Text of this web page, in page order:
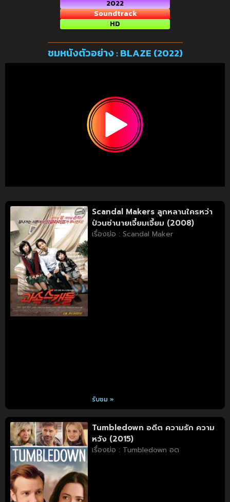
2022
Soundtrack
HD
ชมหนังตัวอย่าง : BLAZE (2022)
Scandal Makers ลูกหลานใครหว่า
ป่วนซ่านายเจี๋ยมเจี้ยม (2008)
เรื่องย่อ : Scandal Maker
รับชม »
Tumbledown อดีต ความรัก ความ
หวัง (2015)
เรื่องย่อ : Tumbledown อด